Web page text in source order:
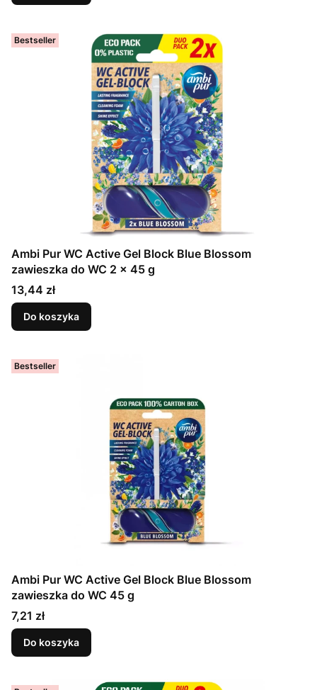
Bestseller
Ambi Pur WC Active Gel Block Blue Blossom
zawieszka do WC 2 x 45 g
Cena
13,44 zł
Do koszyka
Bestseller
Ambi Pur WC Active Gel Block Blue Blossom
zawieszka do WC 45 g
Cena
7,21 zł
Do koszyka